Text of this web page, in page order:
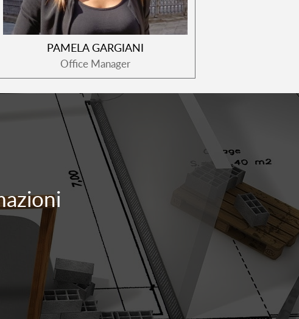
PAMELA GARGIANI
Office Manager